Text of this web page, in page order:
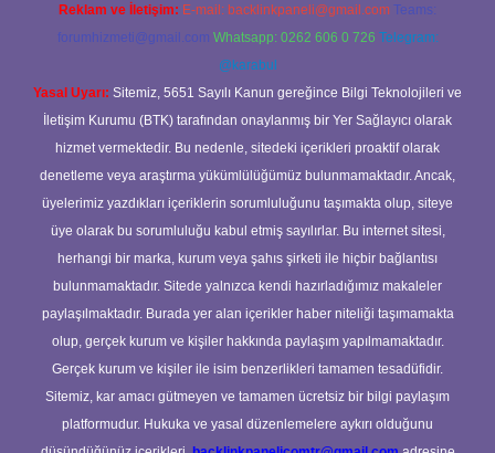
Reklam ve İletişim: E-mail: backlinkpaneli@gmail.com Teams:
forumhizmeti@gmail.com Whatsapp: 0262 606 0 726 Telegram:
@karabul
Yasal Uyarı: Sitemiz, 5651 Sayılı Kanun gereğince Bilgi Teknolojileri ve
İletişim Kurumu (BTK) tarafından onaylanmış bir Yer Sağlayıcı olarak
hizmet vermektedir. Bu nedenle, sitedeki içerikleri proaktif olarak
denetleme veya araştırma yükümlülüğümüz bulunmamaktadır. Ancak,
üyelerimiz yazdıkları içeriklerin sorumluluğunu taşımakta olup, siteye
üye olarak bu sorumluluğu kabul etmiş sayılırlar. Bu internet sitesi,
herhangi bir marka, kurum veya şahıs şirketi ile hiçbir bağlantısı
bulunmamaktadır. Sitede yalnızca kendi hazırladığımız makaleler
paylaşılmaktadır. Burada yer alan içerikler haber niteliği taşımamakta
olup, gerçek kurum ve kişiler hakkında paylaşım yapılmamaktadır.
Gerçek kurum ve kişiler ile isim benzerlikleri tamamen tesadüfidir.
Sitemiz, kar amacı gütmeyen ve tamamen ücretsiz bir bilgi paylaşım
platformudur. Hukuka ve yasal düzenlemelere aykırı olduğunu